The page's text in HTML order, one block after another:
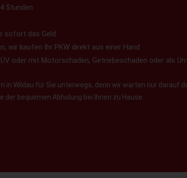
Stunden
sofort das Geld
wir kaufen Ihr PKW direkt aus einer Hand
oder mit Motorschaden, Getriebeschaden oder als
Wildau für Sie unterwegs, denn wir warten nur darauf
bequemen Abholung bei Ihnen zu Hause.